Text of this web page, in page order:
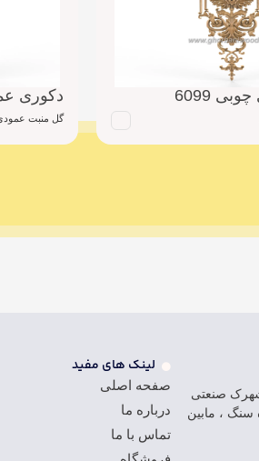
6099 دکوری
گل منبت
شهرک صنعتی
سنگ ، مابین
لینک های مفید
صفحه اصلی
درباره ما
تماس با ما